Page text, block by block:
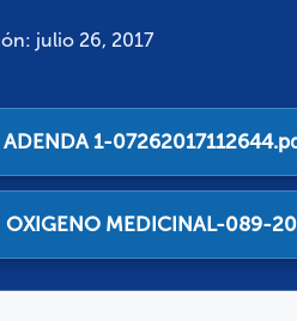
julio 26, 2017
1-
MEDICINAL-089-